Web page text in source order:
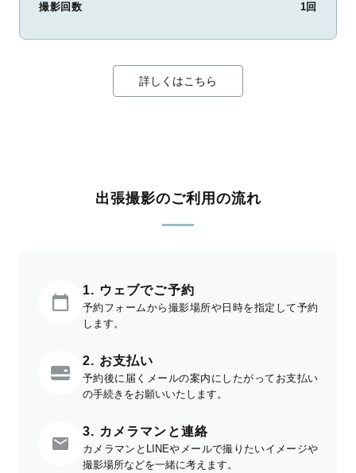
撮影回数
1回
詳しくはこちら
出張撮影のご利用の流れ
1. ウェブでご予約
予約フォームから撮影場所や日時を指定して予約
します。
2. お支払い
予約後に届くメールの案内にしたがってお支払い
の手続きをお願いいたします。
3. カメラマンと連絡
カメラマンとLINEやメールで撮りたいイメージや
撮影場所などを一緒に考えます。